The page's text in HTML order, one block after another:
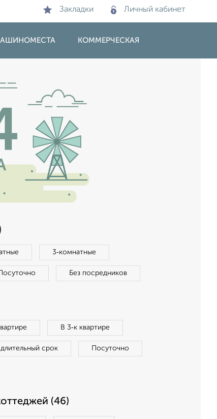
Закладки Личный кабинет
КОММЕРЧЕСКАЯ
3‑комнатные
Посуточно Без посредников
В 3‑к квартире
срок Посуточно
(46)